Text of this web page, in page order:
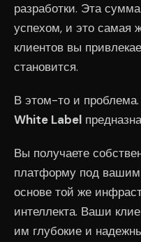
разработки. Эта
успехом, и это самая
клиентов вы
становится.
В этом-то и проблема.
White Label
Вы получаете
платформу под
основе той же
интеллекта. Ваши
им глубокие и